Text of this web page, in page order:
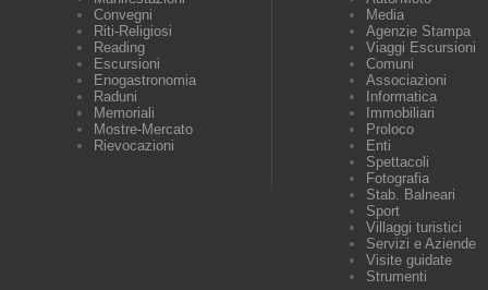
Convegni
Riti-Religiosi
Reading
Escursioni
Enogastronomia
Raduni
Memoriali
Mostre-Mercato
Rievocazioni
Media
Agenzie Stampa
Viaggi Escursioni
Comuni
Associazioni
Informatica
Immobiliari
Proloco
Enti
Spettacoli
Fotografia
Stab. Balneari
Sport
Villaggi turistici
Servizi e Aziende
Visite guidate
Strumenti